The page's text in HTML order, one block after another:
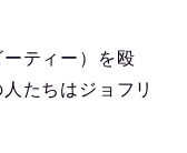
ティー）を殴
たちはジョフリ